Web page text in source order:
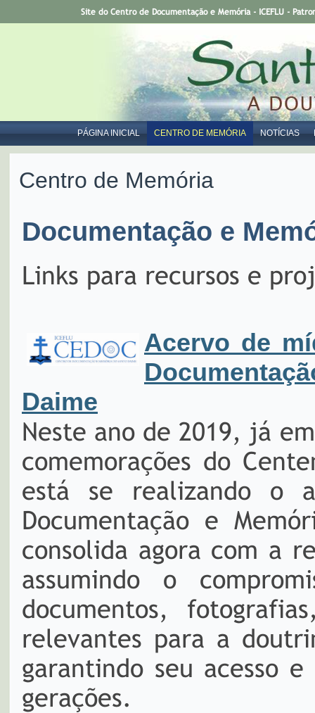
PÁGINA INICIAL CENTRO DE MEMÓRIA NOTÍCIAS
Site do Centro de Documentação e Memória - ICEFLU -
Centro de Memória
Documentação e
Links para recursos e
Acervo de
Daime
Neste ano de 2019, já
comemorações do
está se realizando o
Documentação e
consolida agora com a
assumindo o
documentos,
relevantes para a
garantindo seu acesso
gerações.